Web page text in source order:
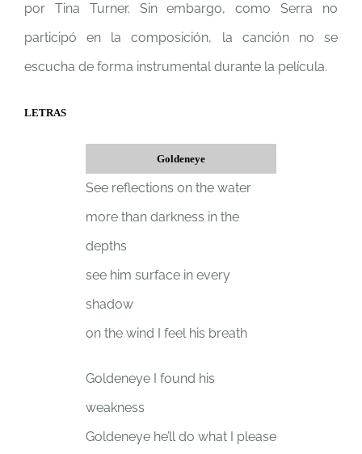
por Tina Turner. Sin embargo, como Serra no
participó en la composición, la canción no se
escucha de forma instrumental durante la película.
LETRAS
Goldeneye
See reflections on the water
more than darkness in the
depths
see him surface in every
shadow
on the wind I feel his breath
Goldeneye I found his
weakness
Goldeneye he’ll do what I please